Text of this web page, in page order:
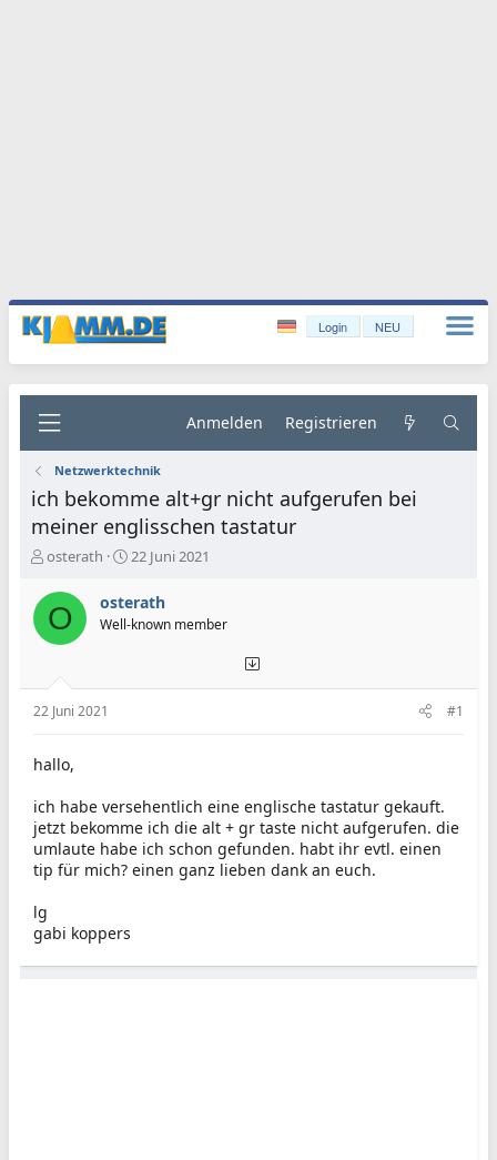
Login NEU
Anmelden Registrieren
Netzwerktechnik
ich bekomme alt+gr nicht aufgerufen bei
meiner englisschen tastatur
E
s
t
e
r
osterath
E
s
t
e
t
22 Juni 2021
O osterath
Well-known member
22 Juni 2021 #1
hallo,
ich habe versehentlich eine englische tastatur gekauft.
jetzt bekomme ich die alt + gr taste nicht aufgerufen. die
umlaute habe ich schon gefunden. habt ihr evtl. einen
tip für mich? einen ganz lieben dank an euch.
lg
gabi koppers